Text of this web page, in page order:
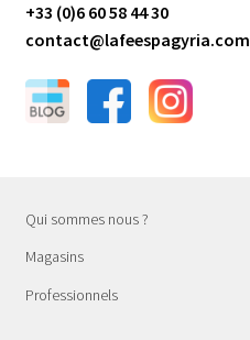
+33 (0)6 60 58 44 30
contact@lafeespagyria.com
Qui sommes nous ?
Magasins
Professionnels